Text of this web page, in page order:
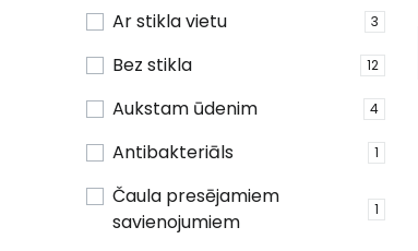
Ar stikla vietu 3
Bez stikla 12
Aukstam ūdenim 4
Antibakteriāls 1
Čaula presējamiem
savienojumiem
1